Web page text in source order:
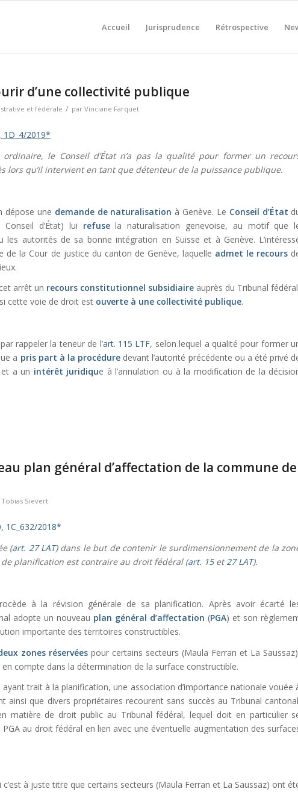
Accueil Jurisprudence Rétrospective
d’une collectivité publique
et fédérale / par Vinciane Farquet
1D_4/2019*
le Conseil d’État n’a pas la qualité pour former un
lors qu’il intervient en tant que détenteur de la puissance publique.
dépose une demande de naturalisation à Genève. Le Conseil d’État
d’État) lui refusela naturalisation genevoise, au motif que
les autorités de sa bonne intégration en Suisse et à Genève.
de la Cour de justice du canton de Genève, laquelle admet le recours
arrêt un recours constitutionnel subsidiaire auprès du Tribunal
cette voie de droit est ouverte à une collectivité publique.
rappeler la teneur de l’art. 115 LTF, selon lequel a qualité pour former
a pris part à la procédure devant l’autorité précédente ou a été privé
a un intérêt juridique à l’annulation ou à la modification de la
plan général d’affectation de la commune de
Tobias Sievert
1C_632/2018*
(art. 27 LAT) dans le but de contenir le surdimensionnement de la
planification est contraire au droit fédéral (art. 15et27 LAT).
à la révision générale de sa planification. Après avoir écarté
adopte un nouveau plan général d’affectation (PGA) et son
importante des territoires constructibles.
zones réservées pour certains secteurs (Maula Ferran et La
en compte dans la détermination de la surface constructible.
trait à la planification, une association d’importance nationale vouée
ainsi que divers propriétaires recourent sans succès au Tribunal
matière de droit public au Tribunal fédéral, lequel doit en particulier
au droit fédéral en lien avec une éventuelle augmentation des
à juste titre que certains secteurs (Maula Ferran et La Saussaz) ont